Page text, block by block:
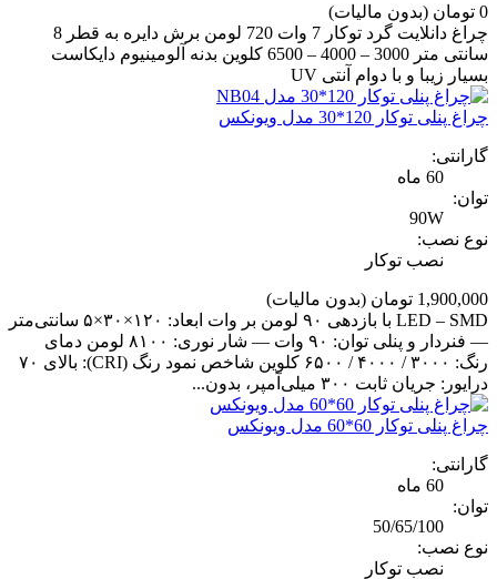
0 تومان
(بدون مالیات)
چراغ دانلایت گرد توکار 7 وات 720 لومن برش دایره به قطر 8
سانتی متر 3000 – 4000 – 6500 کلوین بدنه آلومینیوم دایکاست
بسیار زیبا و با دوام آنتی UV
چراغ پنلی توکار 120*30 مدل ویونکس
گارانتی:
60 ماه
توان:
90W
نوع نصب:
نصب توکار
1,900,000 تومان
(بدون مالیات)
LED – SMD با بازدهی ۹۰ لومن بر وات ابعاد: ۱۲۰×۳۰×۵ سانتی‌متر
— فنردار و پنلی توان: ۹۰ وات — شار نوری: ۸۱۰۰ لومن دمای
رنگ: ۳۰۰۰ / ۴۰۰۰ / ۶۵۰۰ کلوین شاخص نمود رنگ (CRI): بالای ۷۰
درایور: جریان ثابت ۳۰۰ میلی‌آمپر، بدون...
چراغ پنلی توکار 60*60 مدل ویونکس
گارانتی:
60 ماه
توان:
50/65/100
نوع نصب:
نصب توکار